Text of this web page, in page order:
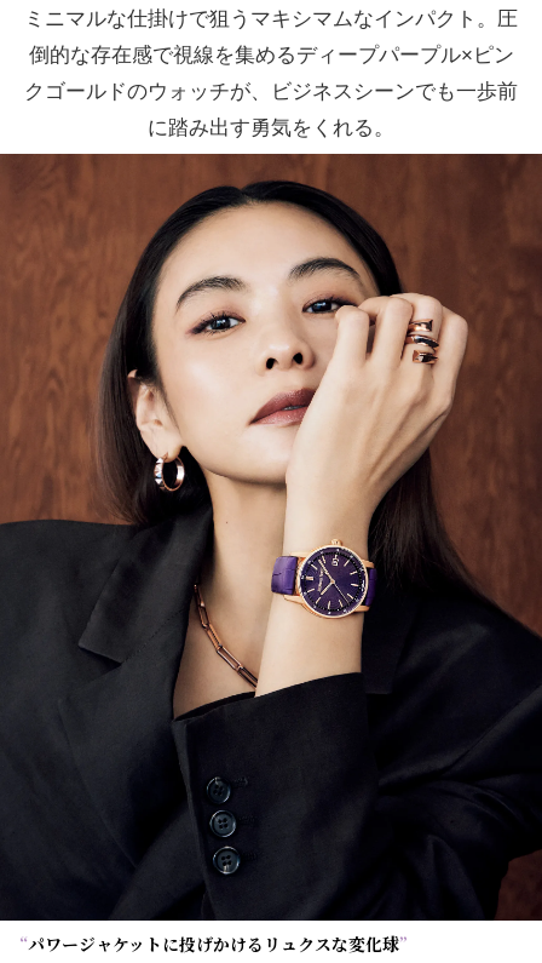
ミニマルな仕掛けで狙うマキシマムなインパクト。圧
倒的な存在感で視線を集めるディープパープル×ピン
クゴールドのウォッチが、ビジネスシーンでも一歩前
に踏み出す勇気をくれる。
“パワージャケットに投げかけるリュクスな変化球”